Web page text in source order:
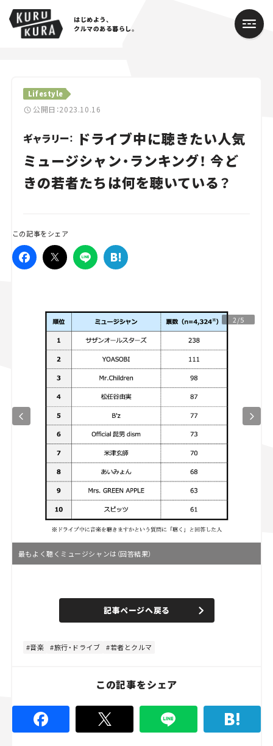
はじめよう、
クルマのある暮らし。
Lifestyle
公開日：2023.10.16
ギャラリー： ドライブ中に聴きたい人気
ミュージシャン・ランキング！ 今ど
きの若者たちは何を聴いている？
この記事をシェア
2/5
最もよく聴くミュージシャンは（回答結果）
n
e
d
8
%
記事ページへ戻る
音楽 旅行・ドライブ 若者とクルマ
この記事をシェア
Cars
Lifestyle
Traffic
Special
Campaign
人気のハッシュタグ